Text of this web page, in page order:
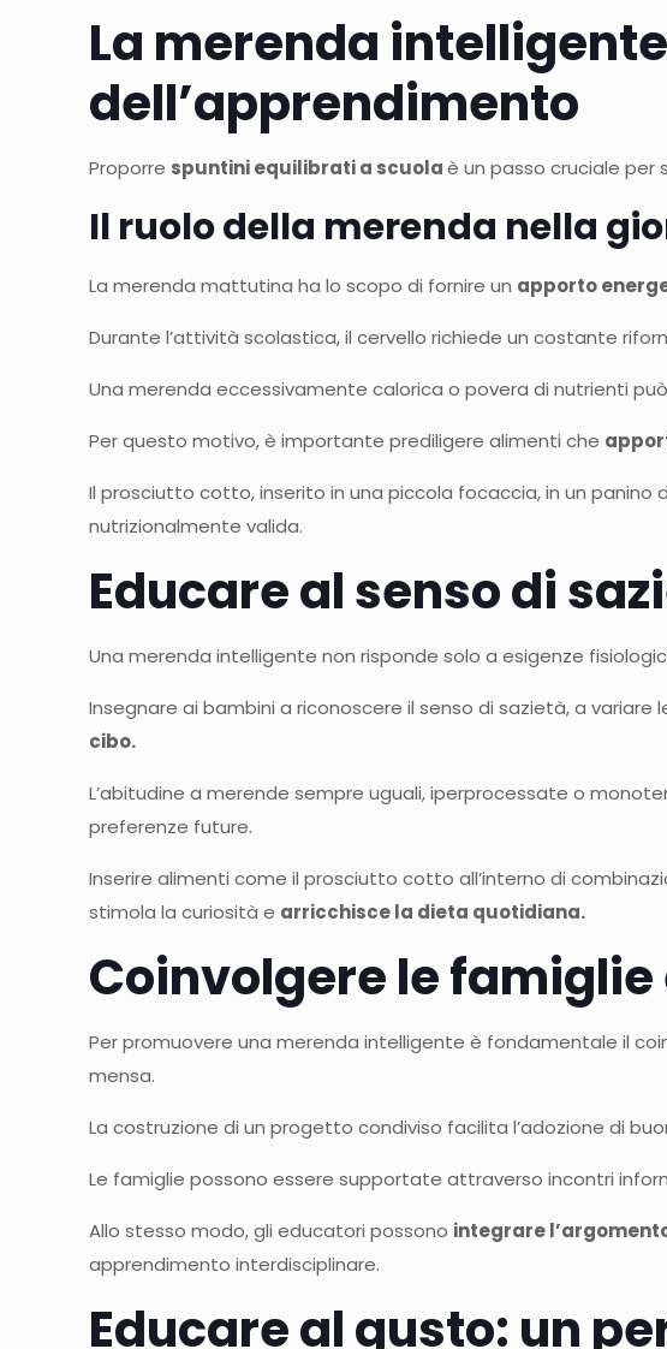
La merenda
dell’apprendimento
Proporre spuntini equilibrati a scuolaè un passo cruciale
Il ruolo della merenda nella
La merenda mattutina ha lo scopo di fornire un apporto
Durante l’attività scolastica, il cervello richiede un costante
Una merenda eccessivamente calorica o povera di nutrienti
Per questo motivo, è importante prediligere alimenti che
Il prosciutto cotto, inserito in una piccola focaccia, in un
nutrizionalmente valida.
Educare al senso di
Una merenda intelligente non risponde solo a esigenze
Insegnare ai bambini a riconoscere il senso di sazietà, a
cibo.
L’abitudine a merende sempre uguali, iperprocessate o
preferenze future.
Inserire alimenti come il prosciutto cotto all’interno di
stimola la curiosità e arricchisce la dieta quotidiana.
Coinvolgere le
Per promuovere una merenda intelligente è fondamentale il
mensa.
La costruzione di un progetto condiviso facilita l’adozione di
Le famiglie possono essere supportate attraverso incontri
Allo stesso modo, gli educatori possono integrare l’
apprendimento interdisciplinare.
Educare al gusto: un